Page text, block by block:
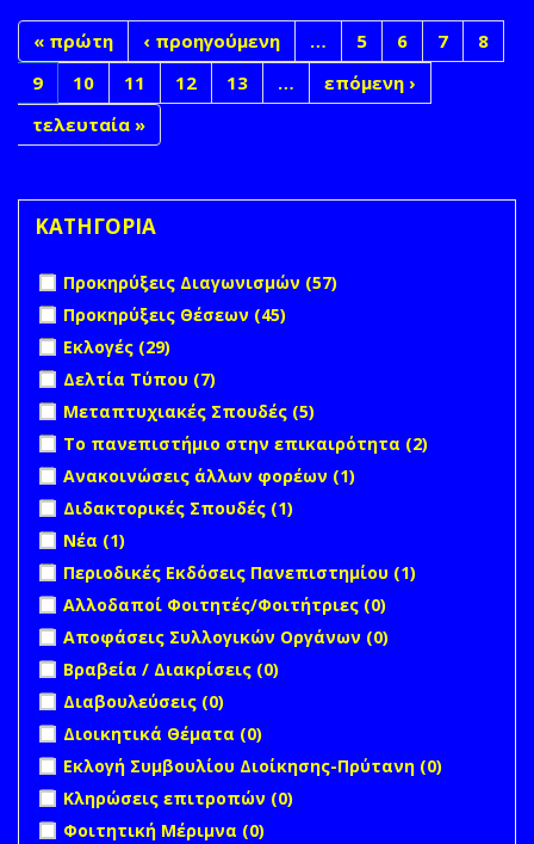
« πρώτη ‹ προηγούμενη … 5 6 7
8
9
10 11 12 13 …
επόμενη ›
τελευταία »
ΚΑΤΗΓΟΡΙΑ
Apply Προκηρύξεις Διαγωνισμών filter
Προκηρύξεις Διαγωνισμών (57)
Apply Προκηρύξεις Θέσεων filter
Προκηρύξεις Θέσεων (45)
Apply Εκλογές filter
Εκλογές (29)
Apply Δελτία Τύπου filter
Δελτία Τύπου (7)
Apply Μεταπτυχιακές Σπουδές filter
Μεταπτυχιακές Σπουδές (5)
Apply Το πανεπιστήμιο στην επικαιρότητα filter
Το πανεπιστήμιο στην επικαιρότητα (2)
Apply Ανακοινώσεις άλλων φορέων filter
Ανακοινώσεις άλλων φορέων (1)
Apply Διδακτορικές Σπουδές filter
Διδακτορικές Σπουδές (1)
Apply Νέα filter
Νέα (1)
Apply Περιοδικές Εκδόσεις Πανεπιστημίου filter
Περιοδικές Εκδόσεις Πανεπιστημίου (1)
undefined
Αλλοδαποί Φοιτητές/Φοιτήτριες (0)
undefined
Αποφάσεις Συλλογικών Οργάνων (0)
undefined
Βραβεία / Διακρίσεις (0)
undefined
Διαβουλεύσεις (0)
undefined
Διοικητικά Θέματα (0)
undefined
Εκλογή Συμβουλίου Διοίκησης-Πρύτανη (0)
undefined
Κληρώσεις επιτροπών (0)
undefined
Φοιτητική Μέριμνα (0)